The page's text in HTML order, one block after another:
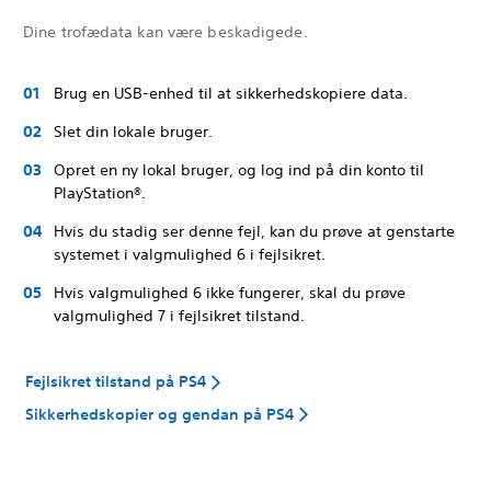
Dine trofædata kan være beskadigede.
Brug en USB-enhed til at sikkerhedskopiere data.
Slet din lokale bruger.
Opret en ny lokal bruger, og log ind på din konto til
PlayStation®.
Hvis du stadig ser denne fejl, kan du prøve at genstarte
systemet i valgmulighed 6 i fejlsikret.
Hvis valgmulighed 6 ikke fungerer, skal du prøve
valgmulighed 7 i fejlsikret tilstand.
Fejlsikret tilstand på PS4
Sikkerhedskopier og gendan på PS4